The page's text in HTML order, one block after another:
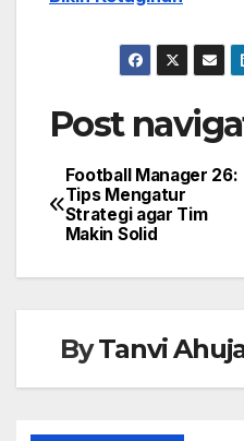
Post
Football Manager 26:
Tips Mengatur
Strategi agar Tim
Makin Solid
ByTanvi